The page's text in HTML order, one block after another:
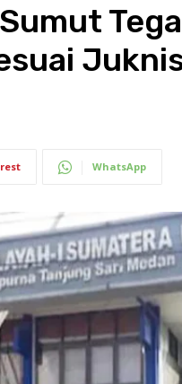
WhatsApp